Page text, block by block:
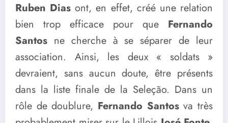
Ruben Dias ont, en effet, créé une relation
bien trop efficace pour que Fernando
Santos ne cherche à se séparer de leur
association. Ainsi, les deux « soldats »
devraient, sans aucun doute, être présents
dans la liste finale de la Seleção. Dans un
rôle de doublure, Fernando Santosva très